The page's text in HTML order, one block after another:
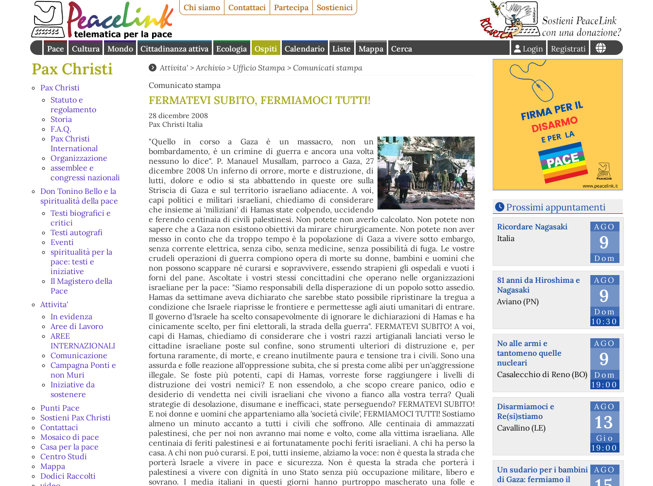
Chi siamo Contattaci Partecipa Sostienici
Pace Cultura Mondo Cittadinanza attiva Ecologia Ospiti Calendario Liste Mappa Cerca Registrati
Login
Pax Christi
Pax Christi
Statuto e
regolamento
Storia
F.A.Q.
Pax Christi
International
Organizzazione
assemblee e
congressi nazionali
Don Tonino Bello e la
spiritualità della pace
Testi biografici e
critici
Testi autografi
Eventi
spiritualità per la
pace: testi e
iniziative
Il Magistero della
Pace
Attivita'
In evidenza
Aree di Lavoro
AREE
INTERNAZIONALI
Comunicazione
Campagna Ponti e
non Muri
Iniziative da
sostenere
Punti Pace
Sostieni Pax Christi
Contattaci
Mosaico di pace
Casa per la pace
Centro Studi
Mappa
Dodici Raccolti
Attivita' >Archivio > Ufficio Stampa >Comunicati stampa
Comunicato stampa
FERMATEVI SUBITO, FERMIAMOCI TUTTI!
28 dicembre 2008
Pax Christi Italia
"Quello in corso a Gaza è un massacro, non un
bombardamento, è un crimine di guerra e ancora una volta
nessuno lo dice". P. Manauel Musallam, parroco a Gaza, 27
dicembre 2008 Un inferno di orrore, morte e distruzione, di
lutti, dolore e odio si sta abbattendo in queste ore sulla
Striscia di Gaza e sul territorio israeliano adiacente. A voi,
capi politici e militari israeliani, chiediamo di considerare
che insieme ai 'miliziani' di Hamas state colpendo, uccidendo
e ferendo centinaia di civili palestinesi. Non potete non averlo calcolato. Non potete non
sapere che a Gaza non esistono obiettivi da mirare chirurgicamente. Non potete non aver
messo in conto che da troppo tempo è la popolazione di Gaza a vivere sotto embargo,
senza corrente elettrica, senza cibo, senza medicine, senza possibilità di fuga. Le vostre
crudeli operazioni di guerra compiono opera di morte su donne, bambini e uomini che
non possono scappare né curarsi e sopravvivere, essendo strapieni gli ospedali e vuoti i
forni del pane. Ascoltate i vostri stessi concittadini che operano nelle organizzazioni
israeliane per la pace: "Siamo responsabili della disperazione di un popolo sotto assedio.
Hamas da settimane aveva dichiarato che sarebbe stato possibile ripristinare la tregua a
condizione che Israele riaprisse le frontiere e permettesse agli aiuti umanitari di entrare.
Il governo d'Israele ha scelto consapevolmente di ignorare le dichiarazioni di Hamas e ha
cinicamente scelto, per fini elettorali, la strada della guerra". FERMATEVI SUBITO! A voi,
capi di Hamas, chiediamo di considerare che i vostri razzi artigianali lanciati verso le
cittadine israeliane poste sul confine, sono strumenti ulteriori di distruzione e, per
fortuna raramente, di morte, e creano inutilmente paura e tensione tra i civili. Sono una
assurda e folle reazione all'oppressione subita, che si presta come alibi per un'aggressione
illegale. Se foste più potenti, capi di Hamas, vorreste forse raggiungere i livelli di
distruzione dei vostri nemici? E non essendolo, a che scopo creare panico, odio e
desiderio di vendetta nei civili israeliani che vivono a fianco alla vostra terra? Quali
strategie di desolazione, disumane e inefficaci, state perseguendo? FERMATEVI SUBITO!
E noi donne e uomini che apparteniamo alla 'società civile', FERMIAMOCI TUTTI! Sostiamo
almeno un minuto accanto a tutti i civili che soffrono. Alle centinaia di ammazzati
palestinesi, che per noi non avranno mai nome e volto, come alla vittima israeliana. Alle
centinaia di feriti palestinesi e ai fortunatamente pochi feriti israeliani. A chi ha perso la
casa. A chi non può curarsi. E poi, tutti insieme, alziamo la voce: non è questa la strada che
porterà Israele a vivere in pace e sicurezza. Non è questa la strada che porterà i
palestinesi a vivere con dignità in uno Stato senza più occupazione militare, libero e
sovrano. I media italiani in questi giorni hanno purtroppo mascherato una folle e
Prossimi appuntamenti
AGO
9
Dom
Ricordare Nagasaki
Italia
AGO
9
Dom
10:30
81 anni da Hiroshima e
Nagasaki
Aviano (PN)
AGO
9
Dom
19:00
No alle armi e
tantomeno quelle
nucleari
Casalecchio di Reno (BO)
AGO
13
Gio
19:00
Disarmiamoci e
Re(si)stiamo
Cavallino (LE)
AGO
Un sudario per i bambini
di Gaza: fermiamo il